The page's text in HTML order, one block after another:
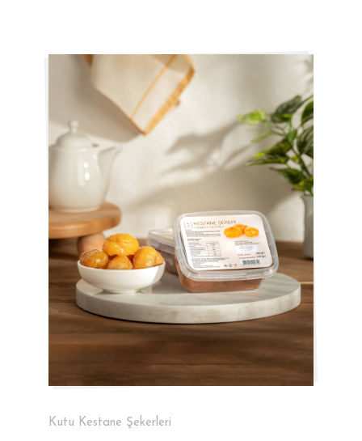
Kutu Kestane Şekerleri